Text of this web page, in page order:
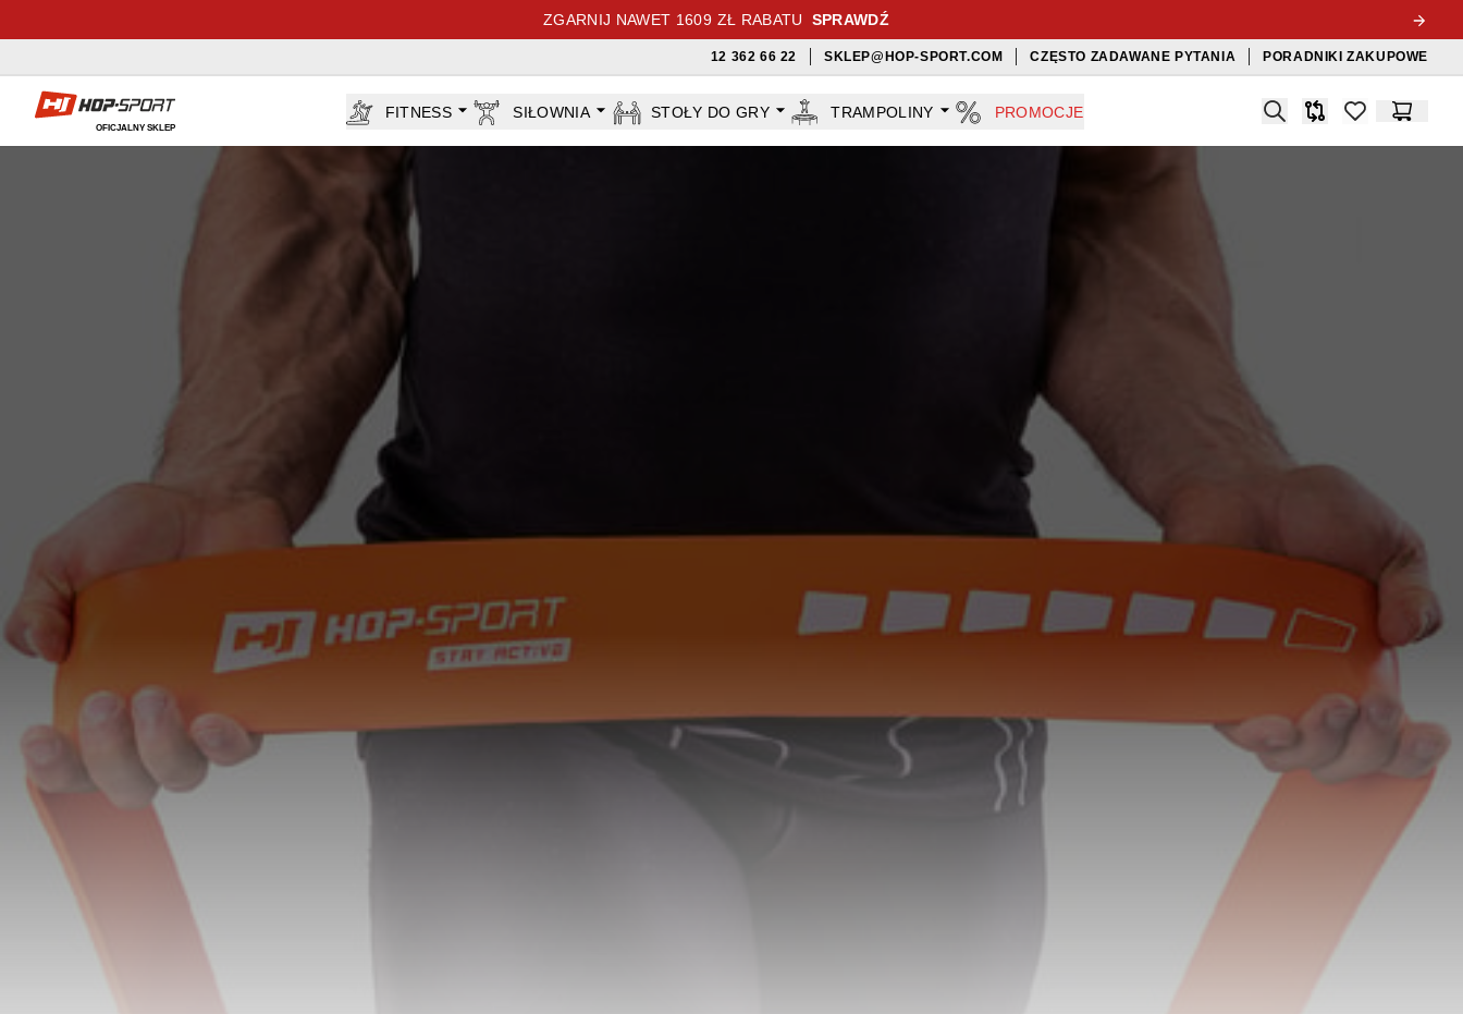
ZGARNIJ NAWET 1609 ZŁ RABATU SPRAWDŹ
12 362 66 22 SKLEP@HOP-SPORT.COM CZĘSTO ZADAWANE PYTANIA PORADNIKI ZAKUPOWE
Sklep Hop-sport.pl
OFICJALNY SKLEP
FITNESS SIŁOWNIA STOŁY DO GRY TRAMPOLINY PROMOCJE Search
Porównywarka
items inKoszyk